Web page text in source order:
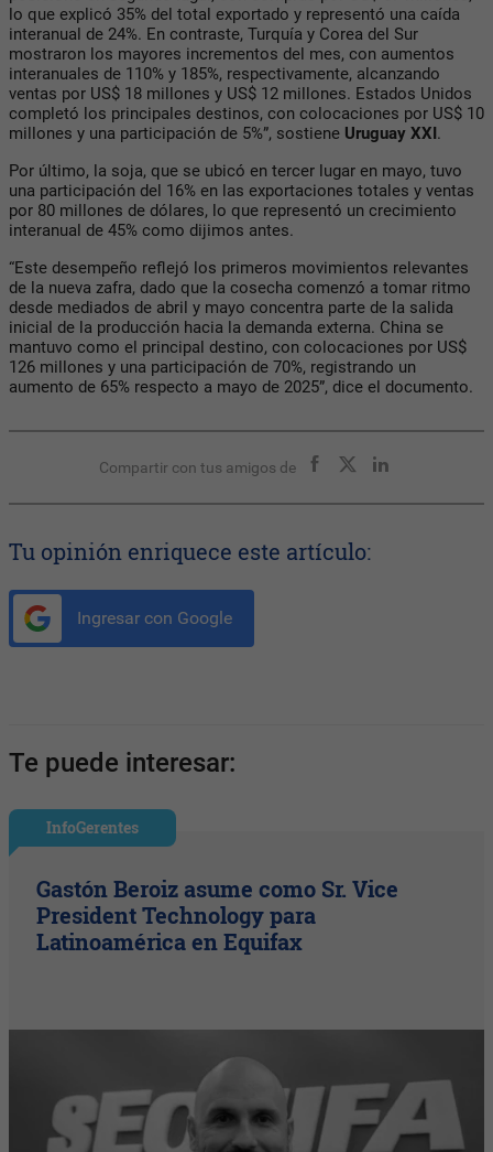
lo que explicó 35% del total exportado y representó una caída
interanual de 24%. En contraste, Turquía y Corea del Sur
mostraron los mayores incrementos del mes, con aumentos
interanuales de 110% y 185%, respectivamente, alcanzando
ventas por US$ 18 millones y US$ 12 millones. Estados Unidos
completó los principales destinos, con colocaciones por US$ 10
millones y una participación de 5%”, sostiene Uruguay XXI.
Por último, la soja, que se ubicó en tercer lugar en mayo, tuvo
una participación del 16% en las exportaciones totales y ventas
por 80 millones de dólares, lo que representó un crecimiento
interanual de 45% como dijimos antes.
“Este desempeño reflejó los primeros movimientos relevantes
de la nueva zafra, dado que la cosecha comenzó a tomar ritmo
desde mediados de abril y mayo concentra parte de la salida
inicial de la producción hacia la demanda externa. China se
mantuvo como el principal destino, con colocaciones por US$
126 millones y una participación de 70%, registrando un
aumento de 65% respecto a mayo de 2025”, dice el documento.
Compartir con tus amigos de
Tu opinión enriquece este artículo:
Ingresar con Google
Te puede interesar:
InfoGerentes
Gastón Beroiz asume como Sr. Vice
President Technology para
Latinoamérica en Equifax